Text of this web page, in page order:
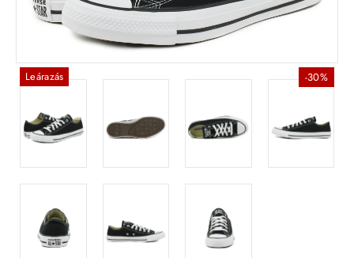
Leárazás -30%